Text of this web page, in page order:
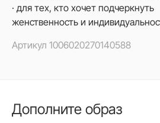
· для тех, кто хочет подчеркнуть
женственность и
Артикул 1006020270140588
Дополните образ